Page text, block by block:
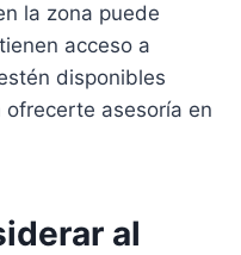
la zona puede
acceso a
disponibles
asesoría en
al